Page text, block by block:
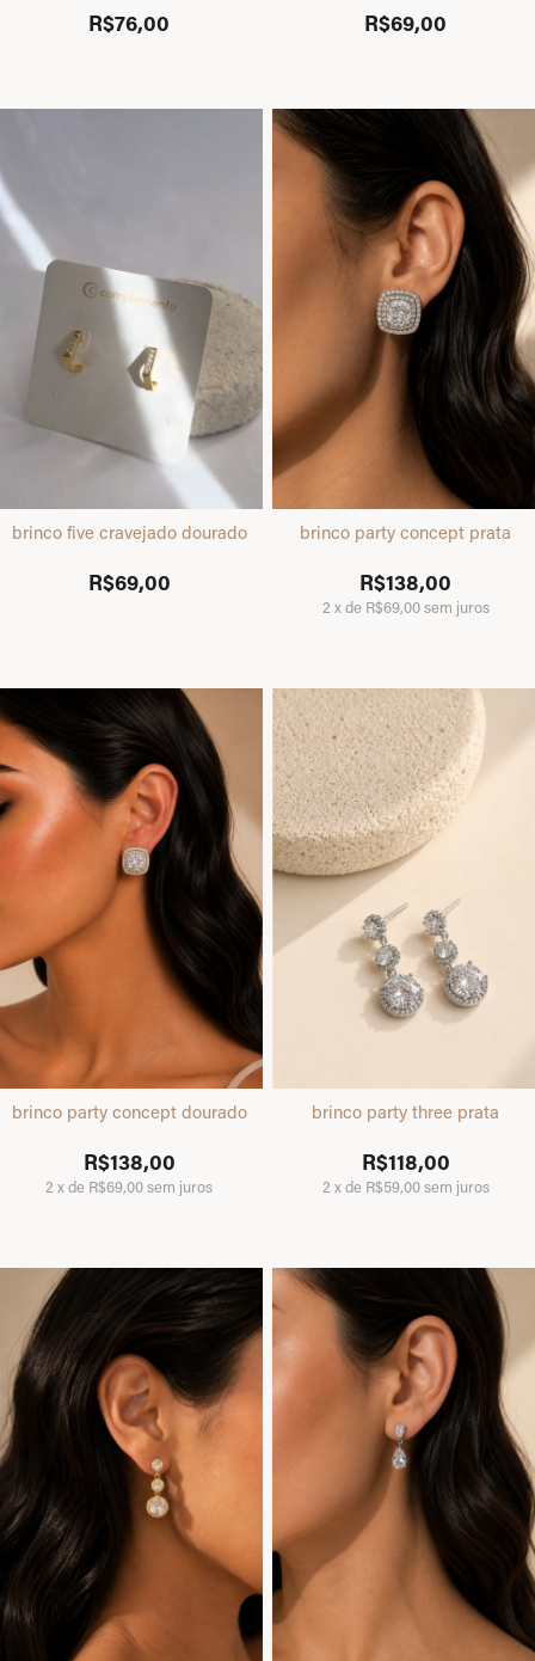
R$76,00 R$69,00
brinco five cravejado dourado
R$69,00
brinco party concept prata
R$138,00
2 xde R$69,00sem juros
brinco party concept dourado
R$138,00
2 xde R$69,00sem juros
brinco party three prata
R$118,00
2 xde R$59,00sem juros